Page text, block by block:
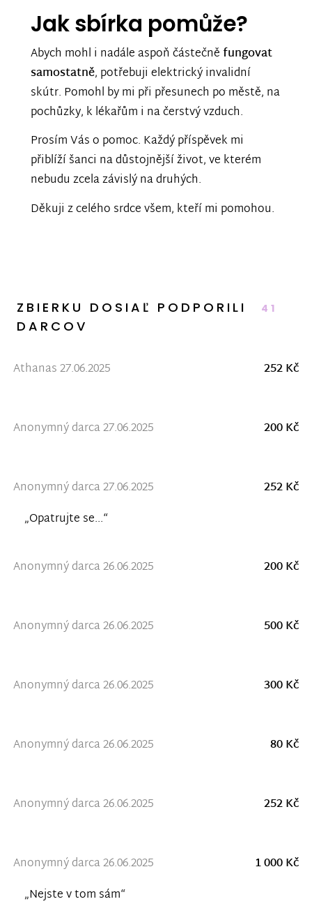
Jak sbírka pomůže?
Abych mohl i nadále aspoň částečněfungovat
samostatně, potřebuji elektrický invalidní
skútr. Pomohl by mi při přesunech po městě, na
pochůzky, k lékařům i na čerstvý vzduch.
Prosím Vás o pomoc. Každý příspěvek mi
přiblíží šanci na důstojnější život, ve kterém
nebudu zcela závislý na druhých.
Děkuji z celého srdce všem, kteří mi pomohou.
ZBIERKU DOSIAĽ PODPORILI 41
DARCOV
Athanas 27.06.2025 252 Kč
Anonymný darca 27.06.2025 200 Kč
Anonymný darca 27.06.2025
252 Kč
„Opatrujte se...“
Anonymný darca 26.06.2025 200 Kč
Anonymný darca 26.06.2025 500 Kč
Anonymný darca 26.06.2025 300 Kč
Anonymný darca 26.06.2025 80 Kč
Anonymný darca 26.06.2025 252 Kč
Anonymný darca 26.06.2025
1 000 Kč
„Nejste v tom sám“